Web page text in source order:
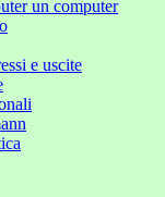
un computer
e uscite